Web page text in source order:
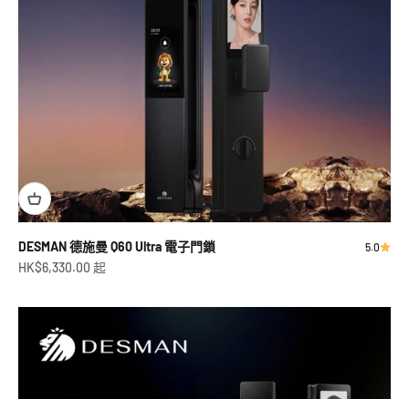
DESMAN 德施曼 Q60 Ultra 電子門鎖 5.0
促銷價
HK$6,330.00 起